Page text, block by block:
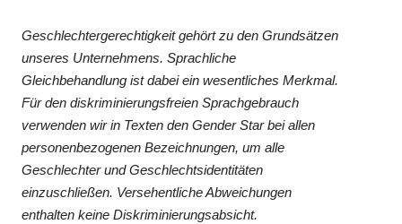
Geschlechtergerechtigkeit gehört zu den Grundsätzen
unseres Unternehmens. Sprachliche
Gleichbehandlung ist dabei ein wesentliches Merkmal.
Für den diskriminierungsfreien Sprachgebrauch
verwenden wir in Texten den Gender Star bei allen
personenbezogenen Bezeichnungen, um alle
Geschlechter und Geschlechtsidentitäten
einzuschließen. Versehentliche Abweichungen
enthalten keine Diskriminierungsabsicht.